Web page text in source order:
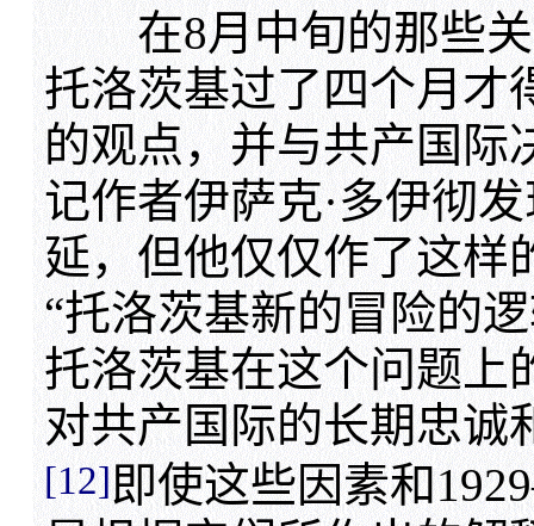
在8月中旬的那些关
托洛茨基过了四个月才
的观点，并与共产国际
记作者伊萨克·多伊彻
延，但他仅仅作了这样
“托洛茨基新的冒险的
托洛茨基在这个问题上
对共产国际的长期忠诚
[12]即使这些因素和